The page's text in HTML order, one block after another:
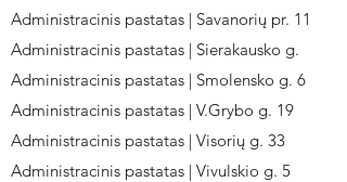
Administracinis pastatas | Savanorių pr. 11
Administracinis pastatas | Sierakausko g.
Administracinis pastatas | Smolensko g. 6
Administracinis pastatas | V.Grybo g. 19
Administracinis pastatas | Visorių g. 33
Administracinis pastatas | Vivulskio g. 5